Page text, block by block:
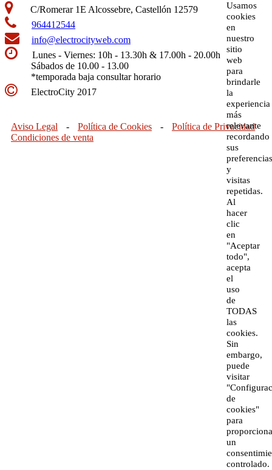
C/Romerar 1E Alcossebre, Castellón 12579
964412544
info@electrocityweb.com
Lunes - Viernes: 10h - 13.30h & 17.00h - 20.00h
Sábados de 10.00 - 13.00
*temporada baja consultar horario
ElectroCity 2017
Aviso Legal - Política de Cookies -
Política de Privacidad
Condiciones de venta
Usamos
cookies
en
nuestro
sitio
web
para
brindarle
la
experiencia
más
relevante
recordando
sus
preferencias
y
visitas
repetidas.
Al
hacer
clic
en
"Aceptar
todo",
acepta
el
uso
de
TODAS
las
cookies.
Sin
embargo,
puede
visitar
de
cookies"
para
un
controlado.